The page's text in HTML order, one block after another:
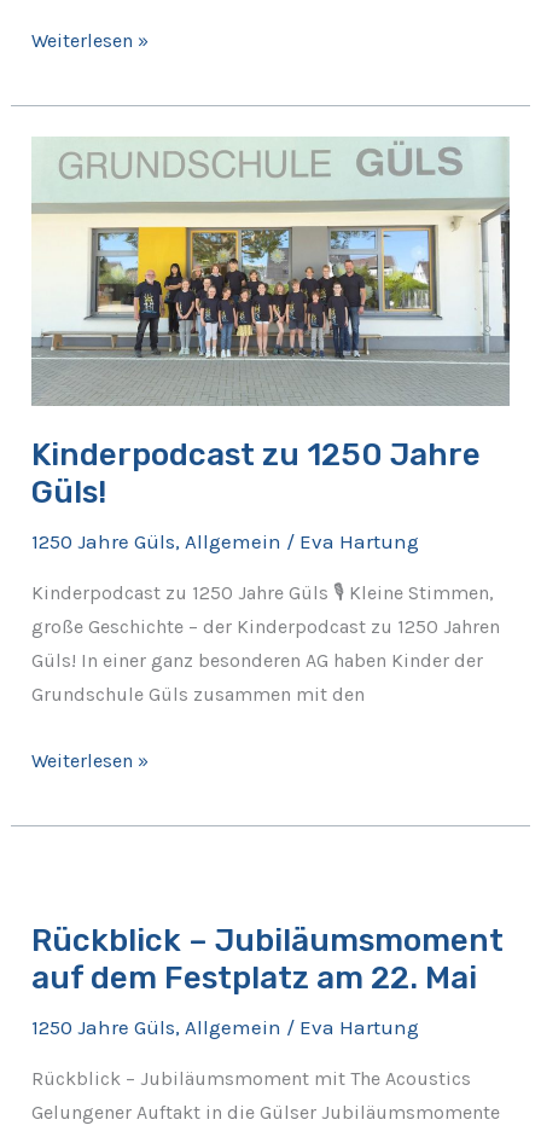
Weiterlesen »
Kinderpodcast zu 1250 Jahre
Güls!
1250 Jahre Güls,Allgemein / Eva Hartung
Kinderpodcast zu 1250 Jahre Güls 🎙️ Kleine Stimmen,
große Geschichte – der Kinderpodcast zu 1250 Jahren
Güls! In einer ganz besonderen AG haben Kinder der
Grundschule Güls zusammen mit den
Kinderpodcast
1250
Weiterlesen »
Rückblick – Jubiläumsmoment
auf dem Festplatz am 22. Mai
1250 Jahre Güls,Allgemein / Eva Hartung
Rückblick – Jubiläumsmoment mit The Acoustics
Gelungener Auftakt in die Gülser Jubiläumsmomente
Jubiläumsmoment
auf
Festplatz
am
22.